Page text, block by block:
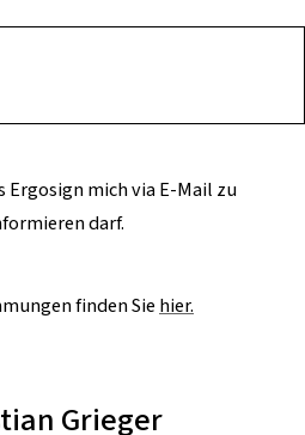
Ergosign mich via E-Mail zu
darf.
finden Sie hier.
Grieger